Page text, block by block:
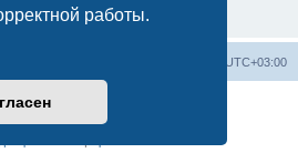
работы.
UTC+03:00
® Forum Software © phpBB Limited
поддержка phpBB